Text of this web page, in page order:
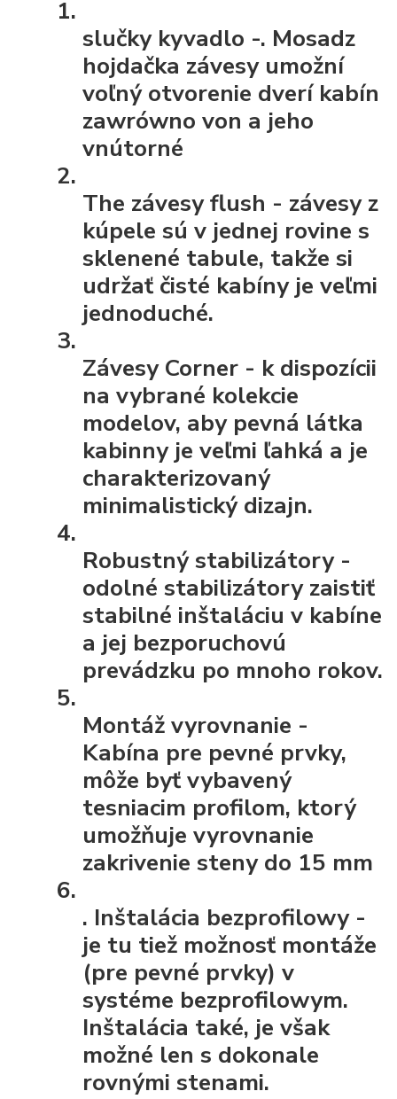
slučky kyvadlo -. Mosadz
hojdačka závesy umožní
voľný otvorenie dverí kabín
zawrówno von a jeho
vnútorné
The závesy flush - závesy z
kúpele sú v jednej rovine s
sklenené tabule, takže si
udržať čisté kabíny je veľmi
jednoduché.
Závesy Corner - k dispozícii
na vybrané kolekcie
modelov, aby pevná látka
kabinny je veľmi ľahká a je
charakterizovaný
minimalistický dizajn.
Robustný stabilizátory -
odolné stabilizátory zaistiť
stabilné inštaláciu v kabíne
a jej bezporuchovú
prevádzku po mnoho rokov.
Montáž vyrovnanie -
Kabína pre pevné prvky,
môže byť vybavený
tesniacim profilom, ktorý
umožňuje vyrovnanie
zakrivenie steny do 15 mm
. Inštalácia bezprofilowy -
je tu tiež možnosť montáže
(pre pevné prvky) v
systéme bezprofilowym.
Inštalácia také, je však
možné len s dokonale
rovnými stenami.